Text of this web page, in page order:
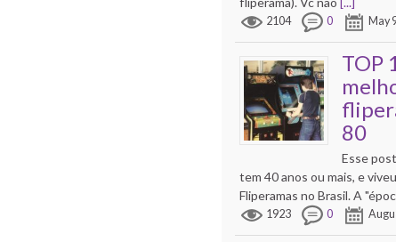
2104 0 May
TOP
80
Esse
tem 40 anos ou mais, e
Fliperamas no Brasil. A
1923 0